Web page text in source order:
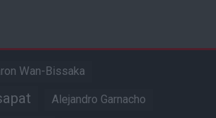
Wan-Bissaka
Alejandro Garnacho